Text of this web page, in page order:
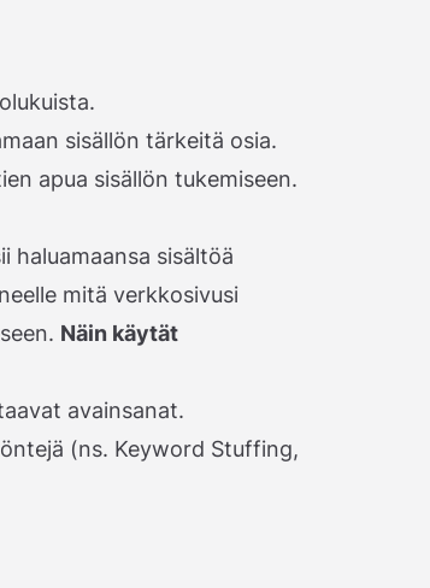
sisällön tärkeitä osia.
apua sisällön tukemiseen.
haluamaansa sisältöä
mitä verkkosivusi
Näin käytät
avainsanat.
(ns. Keyword Stuffing,